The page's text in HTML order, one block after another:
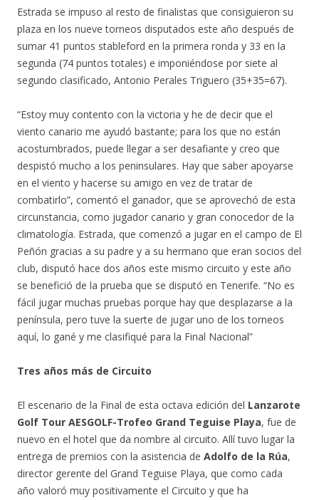
Estrada se impuso al resto de finalistas que consiguieron su
plaza en los nueve torneos disputados este año después de
sumar 41 puntos stableford en la primera ronda y 33 en la
segunda (74 puntos totales) e imponiéndose por siete al
segundo clasificado, Antonio Perales Triguero (35+35=67).
“Estoy muy contento con la victoria y he de decir que el
viento canario me ayudó bastante; para los que no están
acostumbrados, puede llegar a ser desafiante y creo que
despistó mucho a los peninsulares. Hay que saber apoyarse
en el viento y hacerse su amigo en vez de tratar de
combatirlo”, comentó el ganador, que se aprovechó de esta
circunstancia, como jugador canario y gran conocedor de la
climatología. Estrada, que comenzó a jugar en el campo de El
Peñón gracias a su padre y a su hermano que eran socios del
club, disputó hace dos años este mismo circuito y este año
se benefició de la prueba que se disputó en Tenerife. “No es
fácil jugar muchas pruebas porque hay que desplazarse a la
península, pero tuve la suerte de jugar uno de los torneos
aquí, lo gané y me clasifiqué para la Final Nacional”
Tres años más de Circuito
El escenario de la Final de esta octava edición del Lanzarote
Golf Tour AESGOLF-Trofeo Grand Teguise Playa, fue de
nuevo en el hotel que da nombre al circuito. Allí tuvo lugar la
entrega de premios con la asistencia de Adolfo de la Rúa,
director gerente del Grand Teguise Playa, que como cada
año valoró muy positivamente el Circuito y que ha